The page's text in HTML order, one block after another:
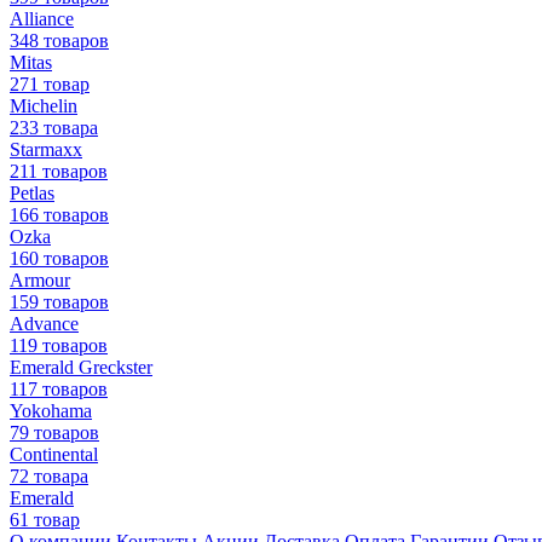
Alliance
348 товаров
Mitas
271 товар
Michelin
233 товара
Starmaxx
211 товаров
Petlas
166 товаров
Ozka
160 товаров
Armour
159 товаров
Advance
119 товаров
Emerald Greckster
117 товаров
Yokohama
79 товаров
Continental
72 товара
Emerald
61 товар